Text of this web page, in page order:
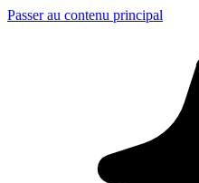
Passer au contenu principal